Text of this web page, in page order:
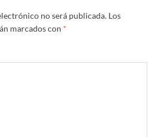
no será publicada. Los
marcados con *